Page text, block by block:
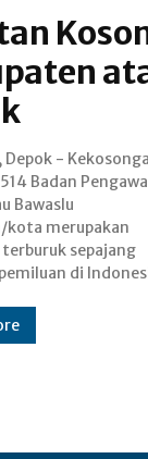
Depok -
Badan
Bawaslu
kota merupakan
sepajang
di
publik
dia, hal
dalam sejarah
kelembagaan